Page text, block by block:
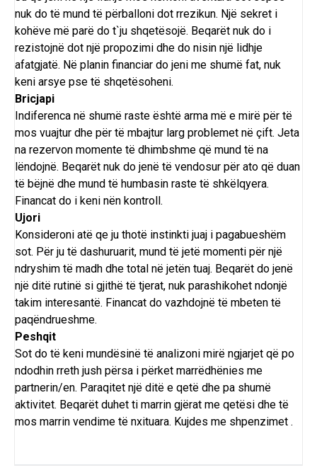
nuk do të mund të përballoni dot rrezikun. Një sekret i
kohëve më parë do t`ju shqetësojë. Beqarët nuk do i
rezistojnë dot një propozimi dhe do nisin një lidhje
afatgjatë. Në planin financiar do jeni me shumë fat, nuk
keni arsye pse të shqetësoheni.
Bricjapi
Indiferenca në shumë raste është arma më e mirë për të
mos vuajtur dhe për të mbajtur larg problemet në çift. Jeta
na rezervon momente të dhimbshme që mund të na
lëndojnë. Beqarët nuk do jenë të vendosur për ato që duan
të bëjnë dhe mund të humbasin raste të shkëlqyera.
Financat do i keni nën kontroll.
Ujori
Konsideroni atë qe ju thotë instinkti juaj i pagabueshëm
sot. Për ju të dashuruarit, mund të jetë momenti për një
ndryshim të madh dhe total në jetën tuaj. Beqarët do jenë
një ditë rutinë si gjithë të tjerat, nuk parashikohet ndonjë
takim interesantë. Financat do vazhdojnë të mbeten të
paqëndrueshme.
Peshqit
Sot do të keni mundësinë të analizoni mirë ngjarjet që po
ndodhin rreth jush përsa i përket marrëdhënies me
partnerin/en. Paraqitet një ditë e qetë dhe pa shumë
aktivitet. Beqarët duhet ti marrin gjërat me qetësi dhe të
mos marrin vendime të nxituara. Kujdes me shpenzimet .